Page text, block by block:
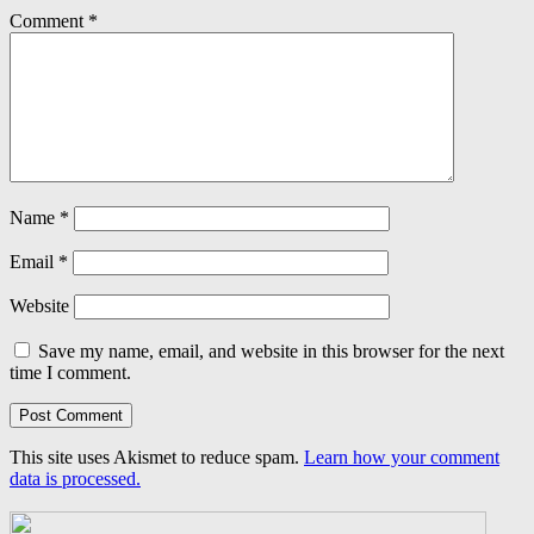
Comment *
Name *
Email *
Website
Save my name, email, and website in this browser for the next
time I comment.
This site uses Akismet to reduce spam. Learn how your comment
data is processed.